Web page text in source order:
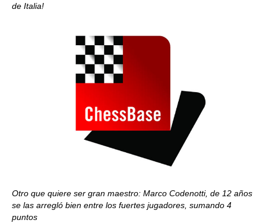
de Italia!
Otro que quiere ser gran maestro: Marco Codenotti, de 12 años
se las arregló bien entre los fuertes jugadores, sumando 4
puntos